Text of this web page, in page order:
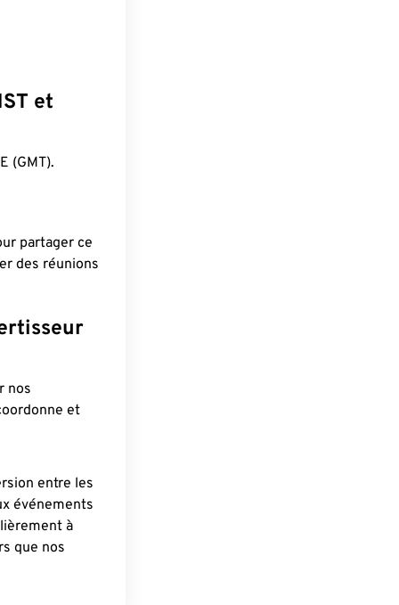
et
(GMT).
partager ce
des réunions
nos
et
entre les
événements
à
que nos